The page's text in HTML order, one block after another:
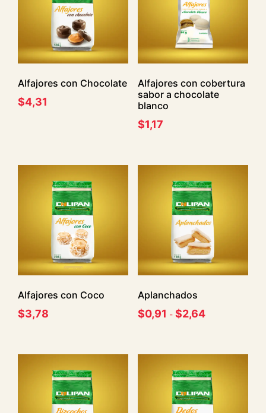
Alfajores con Chocolate
$4,31
Alfajores con cobertura
sabor a chocolate
blanco
$1,17
Alfajores con Coco
$3,78
Aplanchados
$0,91 - $2,64